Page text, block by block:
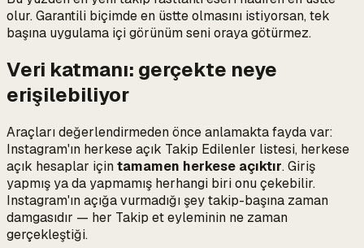
olur. Garantili biçimde en üstte olmasını istiyorsan, tek
başına uygulama içi görünüm seni oraya götürmez.
Veri katmanı: gerçekte neye
erişilebiliyor
Araçları değerlendirmeden önce anlamakta fayda var:
Instagram'ın herkese açık Takip Edilenler listesi, herkese
açık hesaplar içintamamen herkese açıktır. Giriş
yapmış ya da yapmamış herhangi biri onu çekebilir.
Instagram'ın açığa vurmadığı şey takip-başına zaman
damgasıdır — her Takip et eyleminin ne zaman
gerçekleştiği.